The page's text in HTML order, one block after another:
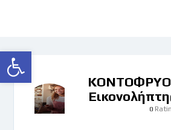
Ανοίξτε τη γραμμή
0